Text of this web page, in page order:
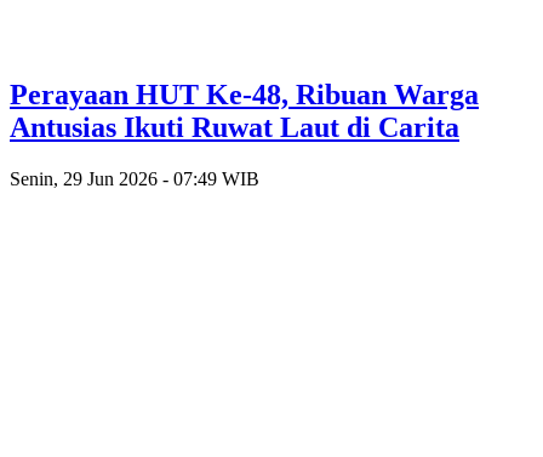
Perayaan HUT Ke-48, Ribuan Warga
Antusias Ikuti Ruwat Laut di Carita
Senin, 29 Jun 2026 - 07:49 WIB